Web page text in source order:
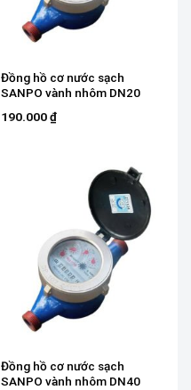
Đồng hồ cơ nước sạch
SANPO vành nhôm DN20
190.000₫
Đồng hồ cơ nước sạch
SANPO vành nhôm DN40